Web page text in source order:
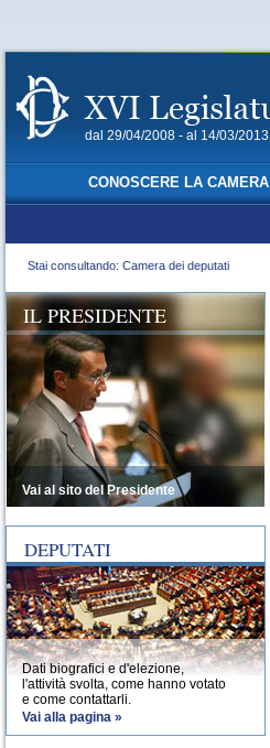
dal 29/04/2008 - al 14/03/2013
CONOSCERE LA CAMERA
Stai consultando: Camera dei deputati
IL PRESIDENTE
Vai al sito del Presidente
DEPUTATI
Dati biografici e d'elezione,
l'attività svolta, come hanno votato
e come contattarli.
Vai alla pagina »